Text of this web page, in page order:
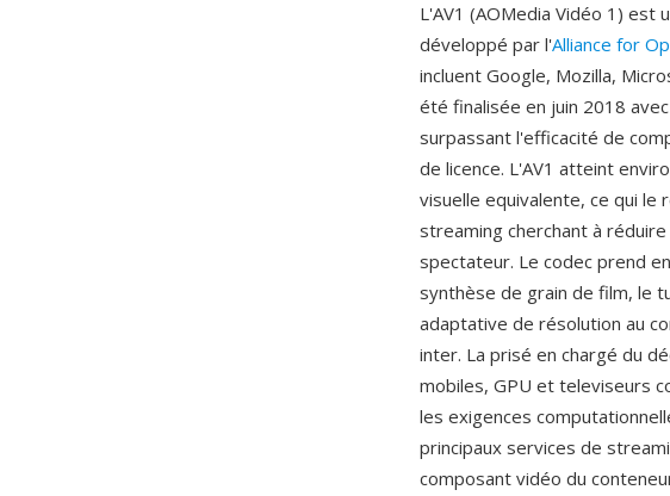
L'AV1 (AOMedia Vidéo 1)
développé par l'Alliance for
incluent Google, Mozilla,
été finalisée en juin 2018
surpassant l'efficacité de
de licence. L'AV1 atteint
visuelle equivalente, ce qui
streaming cherchant à
spectateur. Le codec prend
synthèse de grain de film, le
adaptative de résolution au
inter. La prisé en chargé du
mobiles, GPU et televiseurs
les exigences
principaux services de
composant vidéo du